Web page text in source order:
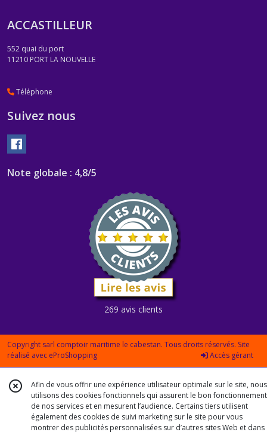
ACCASTILLEUR
552 quai du port
11210 PORT LA NOUVELLE
Téléphone
Suivez nous
Note globale : 4,8/5
269 avis clients
Copyright sarl comptoir maritime le cabestan. Tous droits réservés. Site
réalisé avec eProShopping Accès gérant
Afin de vous offrir une expérience utilisateur optimale sur le site, nous
utilisons des cookies fonctionnels qui assurent le bon fonctionnement
de nos services et en mesurent l’audience. Certains tiers utilisent
également des cookies de suivi marketing sur le site pour vous
montrer des publicités personnalisées sur d’autres sites Web et dans